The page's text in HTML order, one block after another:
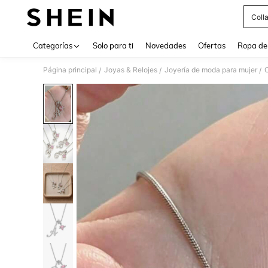
Categorías Solo para ti Novedades Ofertas Ropa
Página principal / Joyas & Relojes / Joyería de moda para mujer /